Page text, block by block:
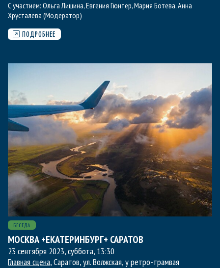
С участием: Ольга Лишина,Евгения Гюнтер,Мария Ботева,Анна
Хрусталёва (Модератор)
ПОДРОБНЕЕ
БЕСЕДА
МОСКВА +ЕКАТЕРИНБУРГ+ САРАТОВ
23 сентября 2023, суббота, 13:30
Главная сцена, Саратов, ул. Волжская, у ретро-трамвая